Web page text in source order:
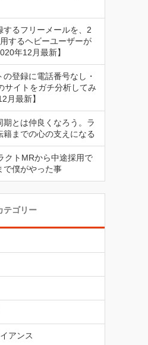
するフリーメールを、2
するヘビーユーザーが
年12月最新】
の登録に電話番号なし・
サイトをガチ分析してみ
月最新】
期とは仲良くなろう。ラ
籍までの心の支えになる
クトMRから中途採用で
で僕がやった事
テゴリー
アンス